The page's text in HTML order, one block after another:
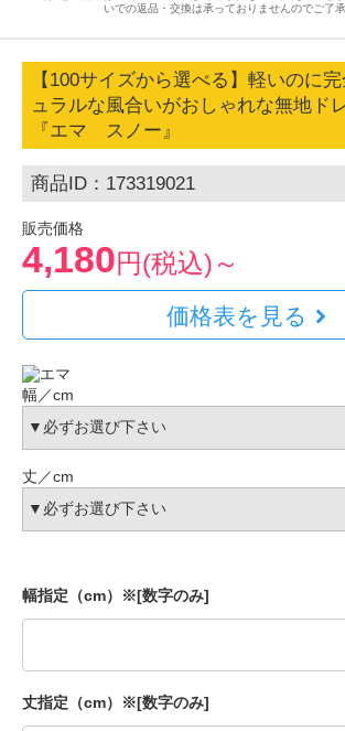
いでの返品・交換は承っておりませんのでご了承
【100サイズから選べる】軽いのに
ュラルな風合いがおしゃれな無地ド
『エマ スノー』
商品ID：173319021
販売価格
4,180円(税込)～
価格表を見る
幅／cm
丈／cm
幅指定（cm）※[数字のみ]
丈指定（cm）※[数字のみ]